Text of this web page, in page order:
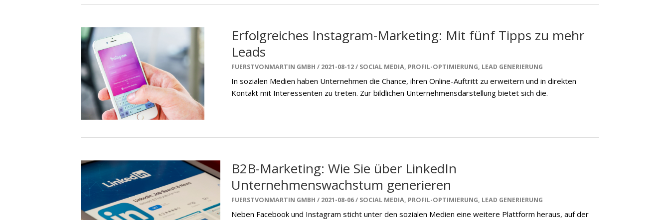
Erfolgreiches Instagram-Marketing: Mit fünf Tipps zu mehr
Leads
FUERSTVONMARTIN GMBH 2021-08-12 SOCIAL MEDIA, PROFIL-OPTIMIERUNG, LEAD GENERIERUNG
In sozialen Medien haben Unternehmen die Chance, ihren Online-Auftritt zu erweitern und in direkten
Kontakt mit Interessenten zu treten. Zur bildlichen Unternehmensdarstellung bietet sich die.
B2B-Marketing: Wie Sie über LinkedIn
Unternehmenswachstum generieren
FUERSTVONMARTIN GMBH 2021-08-06 SOCIAL MEDIA, PROFIL-OPTIMIERUNG, LEAD GENERIERUNG
Neben Facebook und Instagram sticht unter den sozialen Medien eine weitere Plattform heraus, auf der